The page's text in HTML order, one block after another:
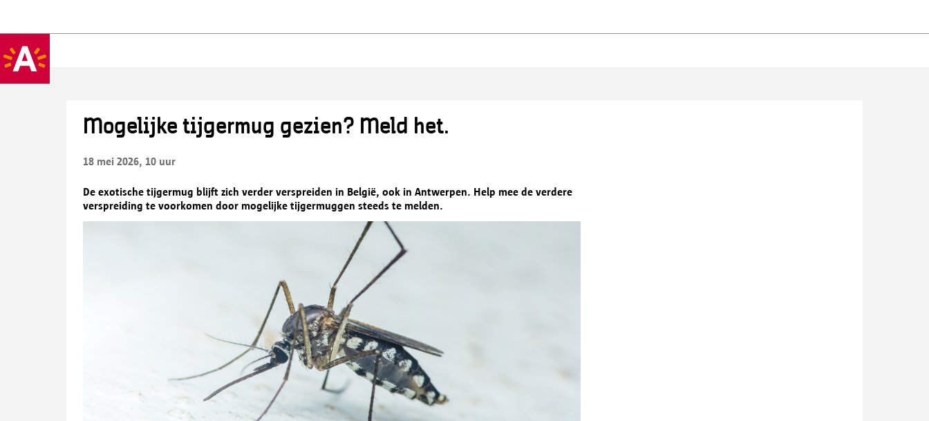
Mogelijke tijgermug gezien? Meld het.
18 mei 2026, 10 uur
De exotische tijgermug blijft zich verder verspreiden in België, ook in Antwerpen. Help mee de verdere
verspreiding te voorkomen door mogelijke tijgermuggen steeds te melden.